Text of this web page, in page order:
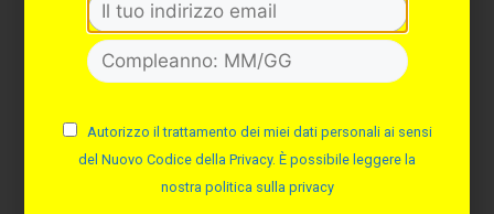
si utilizza la batteria Bishop x Critical)
Motore Faulhaber spazzolato o senza
spazzole
Materiale: Alluminio di grado
aeronautico
Leggera ed ergonomica
Autorizzo il trattamento dei miei dati personali ai sensi
del Nuovo Codice della Privacy. È possibile leggere la
nostra politica sulla privacy